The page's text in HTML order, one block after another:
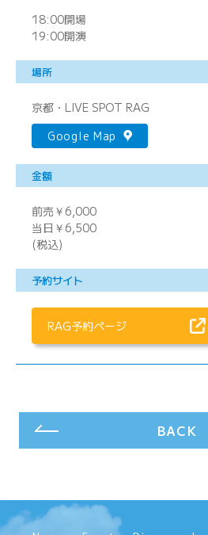
18:00開場
19:00開演
場所
京都・LIVE SPOT RAG
Google Map
金額
前売￥6,000
当日￥6,500
(税込)
予約サイト
RAG予約ページ
BACK